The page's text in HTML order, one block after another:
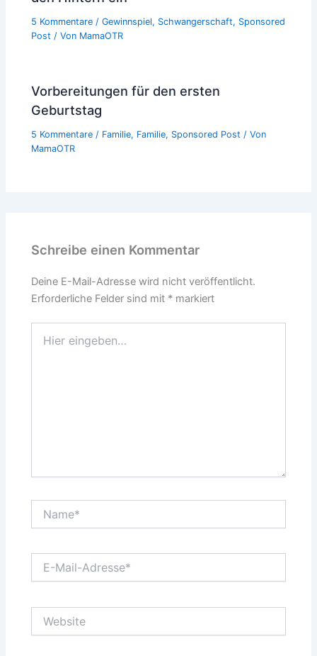
5 Kommentare /Gewinnspiel, Schwangerschaft, Sponsored
Post / Von MamaOTR
Vorbereitungen für den ersten
Geburtstag
5 Kommentare / Familie, Familie, Sponsored Post / Von
MamaOTR
Schreibe einen Kommentar
Deine E-Mail-Adresse wird nicht veröffentlicht.
Erforderliche Felder sind mit * markiert
eingeben…
Mail-